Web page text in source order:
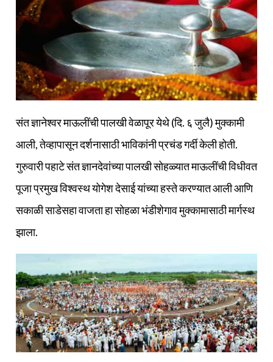
संत ज्ञानेश्वर माऊलींची पालखी वेळापूर येथे (दि. ६ जुलै) मुक्कामी
आली, तेव्हापासून दर्शनासाठी भाविकांनी प्रचंड गर्दी केली होती.
गुरुवारी पहाटे संत ज्ञानदेवांच्या पालखी सोहळ्यात माऊलींची विधीवत
पूजा प्रमुख विश्वस्थ योगेश देसाई यांच्या हस्ते करण्यात आली आणि
सकाळी साडेसहा वाजता हा सोहळा भंडीशेगाव मुक्कामासाठी मार्गस्थ
झाला.